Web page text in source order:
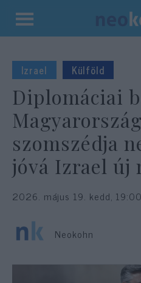
Kilépés
tartalomba
Izrael Külföld
Diplomáciai
Magyarország
szomszédja
jóvá Izrael új
2026. május 19. kedd, 19:00
Neokohn